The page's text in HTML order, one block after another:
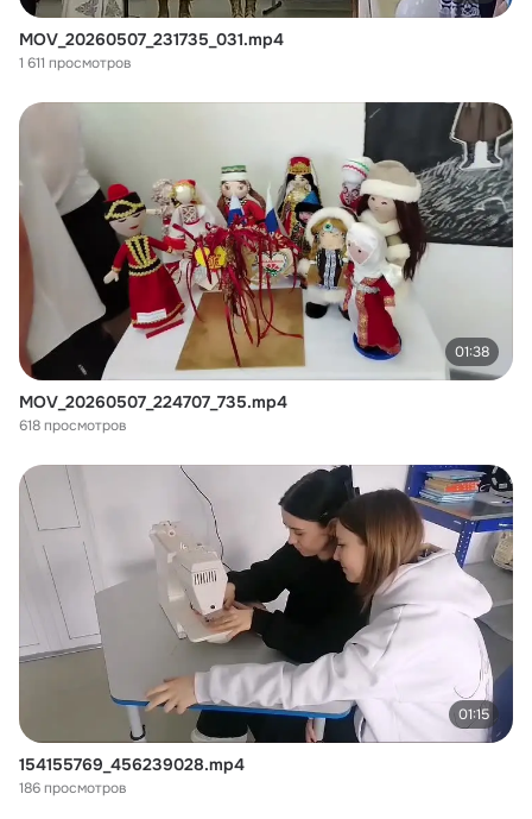
MOV_20260507_231735_031.mp4
1 611 просмотров
01:38
MOV_20260507_224707_735.mp4
618 просмотров
01:15
154155769_456239028.mp4
186 просмотров